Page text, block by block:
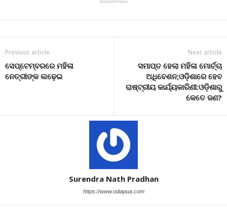
Previous article
ସେପ୍ଟେମ୍ବରରେ ମହିଳା
ନେତ୍ରୀଙ୍କ ଲଢ଼େଇ
Next article
ସମାପ୍ତ ହେଲା ମହିଳା ମୋର୍ଚ୍ଚା
ଅଧିବେଶନ;ଓଡ଼ିଶାରେ ହେବ
ରାଷ୍ଟ୍ରୀୟ କାର୍ଯ୍ୟକାରିଣୀ:ଓଡ଼ିଶାରୁ
କେତେ ଜଣ?
Surendra Nath Pradhan
https://www.odiapua.com